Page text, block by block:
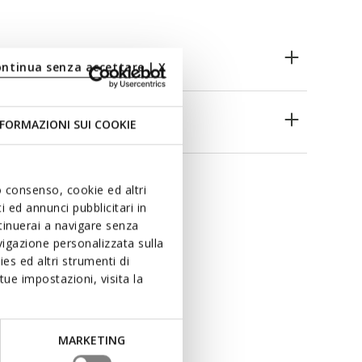
SUI COOKIE
cookie ed altri
annunci pubblicitari in
a navigare senza
personalizzata sulla
ed altri strumenti di
impostazioni, visita la
MARKETING
senza accettare | X